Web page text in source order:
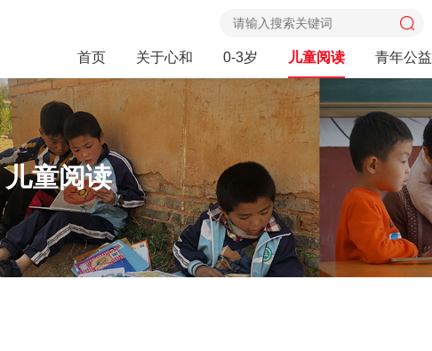
首页 关于心和 0-3岁 儿童阅读 青年公益
儿童阅读